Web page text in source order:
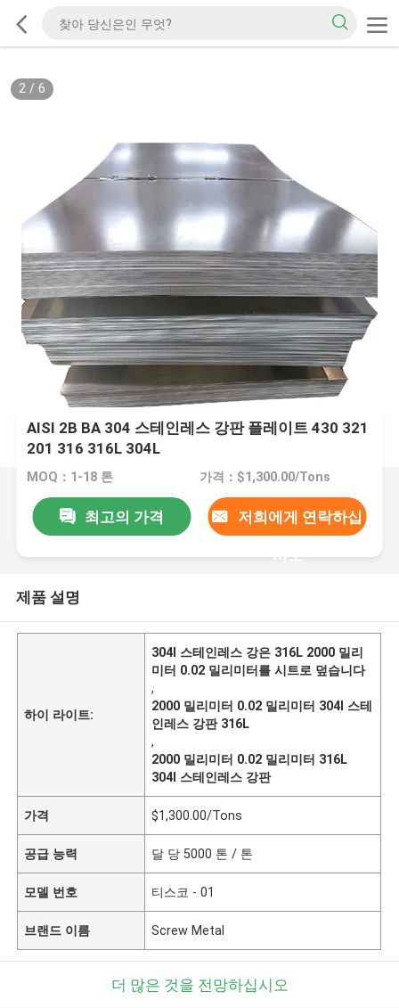
2/ 6
AISI 2B BA 304 스테인레스 강판 플레이트 430 321
201 316 316L 304L
MOQ：1-18 톤 가격：$1,300.00/Tons
최고의 가격 저희에게 연락하십
시오
제품 설명
하이 라이트:
304l 스테인레스 강은 316L 2000 밀리
미터 0.02 밀리미터를 시트로 덮습니다
,
2000 밀리미터 0.02 밀리미터 304l 스테
인레스 강판 316L
,
2000 밀리미터 0.02 밀리미터 316L
304l 스테인레스 강판
가격 $1,300.00/Tons
공급 능력 달 당 5000 톤 / 톤
모델 번호 티스코 - 01
브랜드 이름 Screw Metal
더 많은 것을 전망하십시오